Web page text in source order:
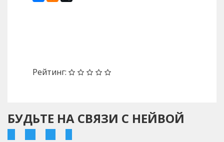
Рейтинг:
БУДЬТЕ НА СВЯЗИ С НЕЙВОЙ